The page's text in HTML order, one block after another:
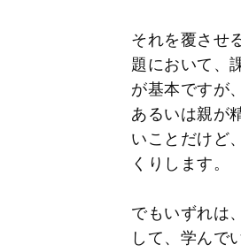
それを覆させ
題において、
が基本ですが
あるいは親が
いことだけど
くりします。
でもいずれは
して、学んで